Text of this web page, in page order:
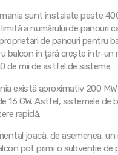
sunt instalate peste
a numărului de panouri
de panouri pentru
balcon în țară crește într-un
de mii de astfel de sisteme.
există aproximativ 200
16 GW. Astfel, sistemele
rapidă.
joacă, de asemenea,
pot primi o subvenție de